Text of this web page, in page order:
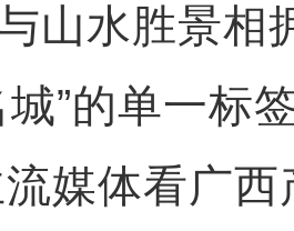
山水胜景相
城”的单一标
媒体看广